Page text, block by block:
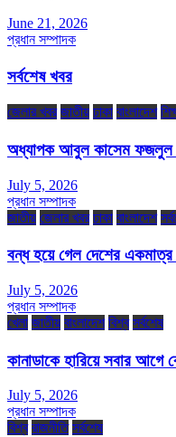
June 21, 2026
প্রধান সম্পাদক
সর্বশেষ খবর
জেলার খবর জাতীয় ঢাকা বাংলাদেশ
অধ্যাপক আবুল কাসেম ফজলুল
July 5, 2026
প্রধান সম্পাদক
জাতীয় জেলার খবর ঢাকা বাংলাদেশ
বন্ধ হয়ে গেল দেশের একমাত্র
July 5, 2026
প্রধান সম্পাদক
খেলা জাতীয় বাংলাদেশ বিশ্ব সর্বশেষ
কানাডাকে হারিয়ে সবার আগে
July 5, 2026
প্রধান সম্পাদক
বিশ্ব রাজনীতি সর্বশেষ